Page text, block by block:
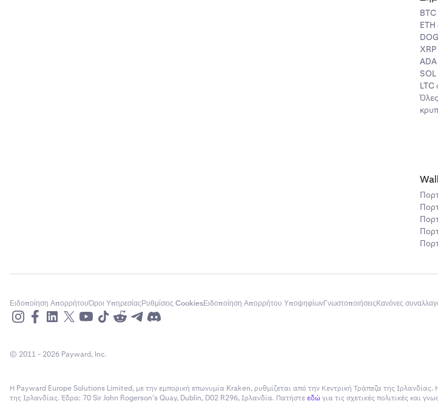
BTC
ETH
SOL
LTC
Ειδοποίηση ΑπορρήτουΌροι ΥπηρεσίαςΡυθμίσεις CookiesΕιδοποίηση Απορρήτου ΥποψηφίωνΓνωστοποιήσειςΚανόνες
© 2011 - 2026 Payward, Inc.
Η Payward Europe Solutions Limited, με την εμπορική επωνυμία Kraken, ρυθμίζεται από την Κεντρική Τράπεζα της
της Ιρλανδίας. Έδρα: 70 Sir John Rogerson’s Quay, Dublin, D02 R296, Ιρλανδία. Πατήστεεδώγια τις σχετικές πολιτικές και